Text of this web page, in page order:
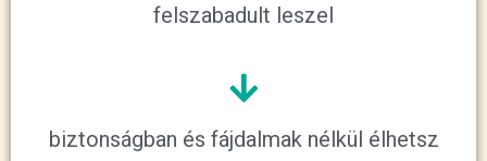
felszabadult leszel
biztonságban és fájdalmak nélkül élhetsz